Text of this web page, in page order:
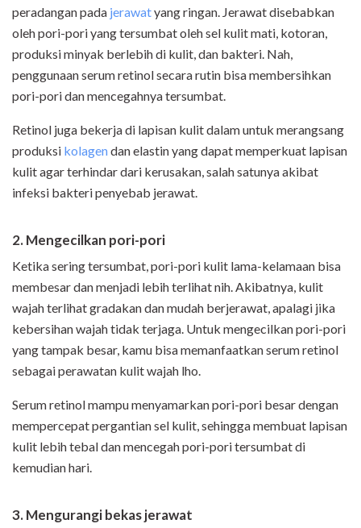
peradangan pada jerawatyang ringan. Jerawat disebabkan
oleh pori-pori yang tersumbat oleh sel kulit mati, kotoran,
produksi minyak berlebih di kulit, dan bakteri. Nah,
penggunaan serum retinol secara rutin bisa membersihkan
pori-pori dan mencegahnya tersumbat.
Retinol juga bekerja di lapisan kulit dalam untuk merangsang
produksi kolagendan elastin yang dapat memperkuat lapisan
kulit agar terhindar dari kerusakan, salah satunya akibat
infeksi bakteri penyebab jerawat.
2. Mengecilkan pori-pori
Ketika sering tersumbat, pori-pori kulit lama-kelamaan bisa
membesar dan menjadi lebih terlihat nih. Akibatnya, kulit
wajah terlihat gradakan dan mudah berjerawat, apalagi jika
kebersihan wajah tidak terjaga. Untuk mengecilkan pori-pori
yang tampak besar, kamu bisa memanfaatkan serum retinol
sebagai perawatan kulit wajah lho.
Serum retinol mampu menyamarkan pori-pori besar dengan
mempercepat pergantian sel kulit, sehingga membuat lapisan
kulit lebih tebal dan mencegah pori-pori tersumbat di
kemudian hari.
3. Mengurangi bekas jerawat